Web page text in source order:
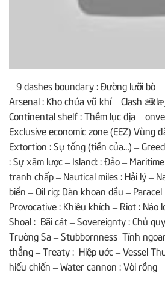
– 9 dashes boundary : Đường lưỡi bò
Arsenal : Kho chứa vũ khí – Clash |
Continental shelf : Thềm lục địa –
Exclusive economic zone (EEZ) Vùng
Extortion : Sự tống (tiền của…) –
: Sự xâm lược – Island: : Đảo –
tranh chấp – Nautical miles : Hải lý –
biển – Oil rig: Dàn khoan dầu –
Provocative : Khiêu khích – Riot : Náo
Shoal : Bãi cát – Sovereignty : Chủ
Trường Sa – Stubbornness Tính
thẳng – Treaty : Hiệp ước – Vessel
hiếu chiến – Water cannon : Vòi rồng